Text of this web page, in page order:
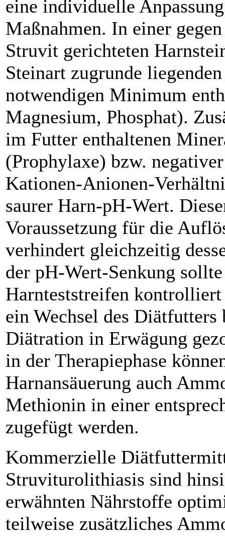
eine individuelle
Maßnahmen. In einer
Struvit gerichteten
Steinart zugrunde
notwendigen Minimum
Magnesium, Phosphat).
im Futter enthaltenen
(Prophylaxe) bzw.
Kationen-Anionen-
saurer Harn-pH-Wert.
Voraussetzung für die
verhindert gleich­zeitig
der pH-Wert-Senkung
Harnteststreifen
ein Wechsel des
Diätration in Erwägung
in der Therapiephase
Harnansäuerung auch
Methionin in einer
zugefügt werden.
Kommerzielle
Struviturolithiasis sind
erwähnten Nährstoffe
teilweise zusätzliches